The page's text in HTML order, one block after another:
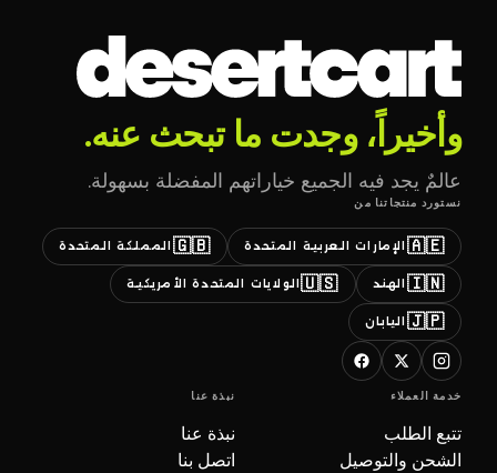
وأخيراً، وجدت ما تبحث عنه.
عالمٌ يجد فيه الجميع خياراتهم المفضلة بسهولة.
نستورد منتجاتنا من
🇦🇪 الإمارات العربية المتحدة 🇬🇧 المملكة المتحدة
🇮🇳 الهند 🇺🇸الولايات المتحدة الأمريكية
🇯🇵 اليابان
خدمة العملاء
تتبع الطلب
الشحن والتوصيل
نبذة عنا
نبذة عنا
اتصل بنا